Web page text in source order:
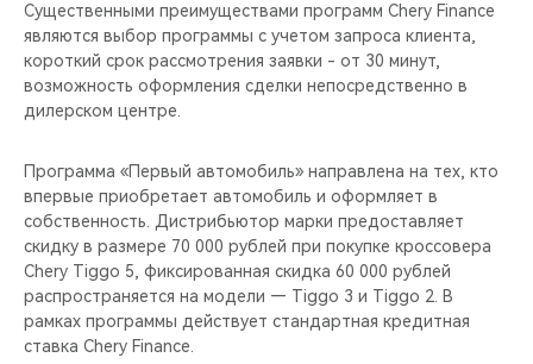
НОВИНКИ
БЛАГОТВОРИТЕЛЬНОСТЬ
CHERY REMOTE
CHERY И СПОРТ
НАШИ МЕРОПРИЯТИЯ
ВИДЕООБЗОРЫ
CHERY ДЛЯ ДЕТЕЙ
Существенными преимуществами программ Chery Finance
являются выбор программы с учетом запроса клиента,
короткий срок рассмотрения заявки - от 30 минут,
возможность оформления сделки непосредственно в
дилерском центре.
Программа «Первый автомобиль» направлена на тех, кто
впервые приобретает автомобиль и оформляет в
собственность. Дистрибьютор марки предоставляет
скидку в размере 70 000 рублей при покупке кроссовера
Chery Tiggo 5, фиксированная скидка 60 000 рублей
распространяется на модели — Tiggo 3 и Tiggo 2. В
рамках программы действует стандартная кредитная
ставка Chery Finance.